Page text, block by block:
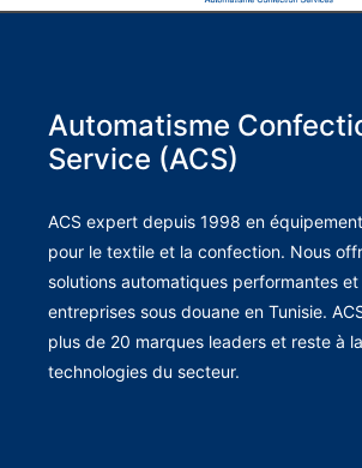
Automatisme
Service (ACS)
ACS expert depuis 1998 en
pour le textile et la confection. Nous
solutions automatiques performantes
entreprises sous douane en Tunisie.
plus de 20 marques leaders et reste à
technologies du secteur.